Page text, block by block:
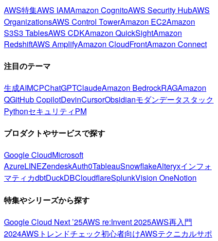
AWS特集AWS IAMAmazon CognitoAWS Security HubAWS
OrganizationsAWS Control TowerAmazon EC2Amazon
S3S3 TablesAWS CDKAmazon QuickSightAmazon
RedshiftAWS AmplifyAmazon CloudFrontAmazon Connect
注目のテーマ
生成AIMCPChatGPTClaudeAmazon BedrockRAGAmazon
QGitHub CopilotDevinCursorObsidianモダンデータスタック
PythonセキュリティPM
プロダクトやサービスで探す
Google CloudMicrosoft
AzureLINEZendeskAuth0TableauSnowflakeAlteryxインフォ
マティカdbtDuckDBCloudflareSplunkVision OneNotion
特集やシリーズから探す
Google Cloud Next ’25AWS re:Invent 2025AWS再入門
2024AWSトレンドチェック初心者向けAWSテクニカルサポ